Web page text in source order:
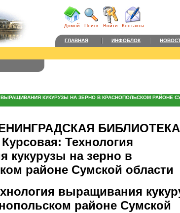
Домой Поиск Войти Контакты
ГЛАВНАЯ ИНФОБЛОК
КУКУРУЗЫ НА ЗЕРНО В КРАСНОПОЛЬСКОМ РАЙОНЕ
Технология
кукурузы на зерно в
районе Сумской области
выращивания
районе Сумской